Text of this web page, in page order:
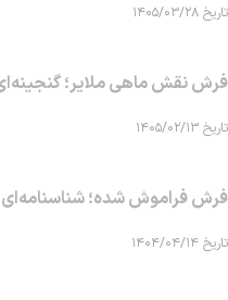
تاریخ ۱۴۰۵/۰۳/۲۸
فرش نقش ماهی‌ ملایر؛
تاریخ ۱۴۰۵/۰۲/۱۳
فرش فراموش شده؛
تاریخ ۱۴۰۴/۰۴/۱۴